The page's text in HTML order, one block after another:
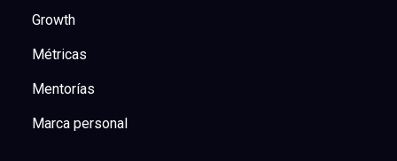
Growth
Métricas
Mentorías
Marca personal